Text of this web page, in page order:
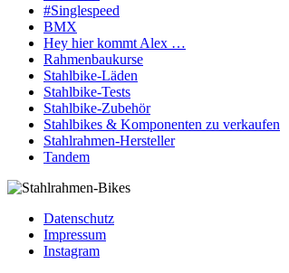
#Singlespeed
BMX
Hey hier kommt Alex …
Rahmenbaukurse
Stahlbike-Läden
Stahlbike-Tests
Stahlbike-Zubehör
Stahlbikes & Komponenten zu verkaufen
Stahlrahmen-Hersteller
Tandem
Datenschutz
Impressum
Instagram